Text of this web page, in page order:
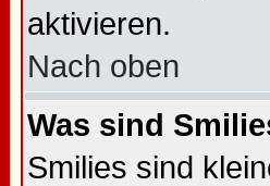
aktivieren.
Nach oben
Was sind
Smilies sind